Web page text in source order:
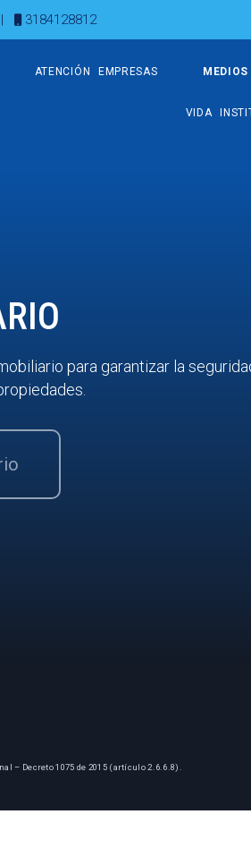
| 3184128812
ATENCIÓN EMPRESAS
VIDA
para garantizar la
– Decreto 1075 de 2015 (artículo 2.6.6.8).